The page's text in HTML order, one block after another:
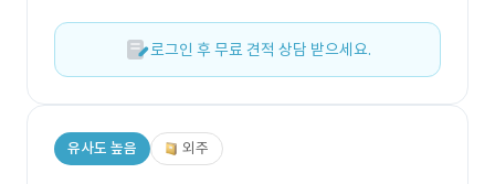
로그인 후 무료 견적 상담 받으세요.
유사도 높음 외주